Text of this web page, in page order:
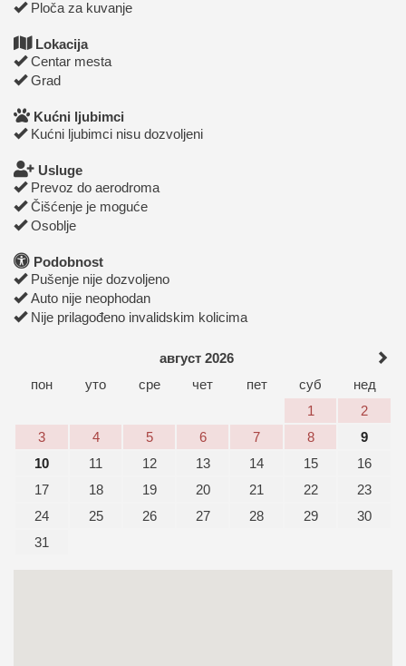
Ploča za kuvanje
Lokacija
Centar mesta
Grad
Kućni ljubimci
Kućni ljubimci nisu dozvoljeni
Usluge
Prevoz do aerodroma
Čišćenje je moguće
Osoblje
Podobnost
Pušenje nije dozvoljeno
Auto nije neophodan
Nije prilagođeno invalidskim kolicima
август 2026
пон
уто сре чет пет суб
нед
1
2
3
4 5 6 7 8
9
10
11 12 13 14 15
16
17
18 19 20 21 22
23
24
25 26 27 28 29
30
31